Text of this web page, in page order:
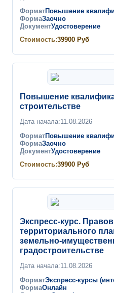
ФорматПовышение
ФормаЗаочно
ДокументУдостоверение
Стоимость:39900 Руб
Повышение
строительстве
Дата начала:11.08.2026
ФорматПовышение
ФормаЗаочно
ДокументУдостоверение
Стоимость:39900 Руб
Экспресс-курс.
территориального
земельно-
градостроительстве
Дата начала:11.08.2026
ФорматЭкспресс-курсы
ФормаОнлайн